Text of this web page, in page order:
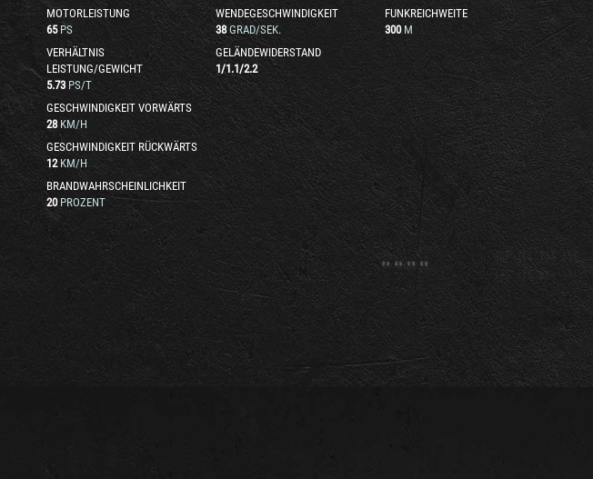
MOTORLEISTUNG
65 PS
VERHÄLTNIS
LEISTUNG/GEWICHT
5.73 PS/T
GESCHWINDIGKEIT VORWÄRTS
28 KM/H
GESCHWINDIGKEIT RÜCKWÄRTS
12 KM/H
BRANDWAHRSCHEINLICHKEIT
20 PROZENT
WENDEGESCHWINDIGKEIT
38 GRAD/SEK.
GELÄNDEWIDERSTAND
1/1.1/2.2
FUNKREICHWEITE
300 M